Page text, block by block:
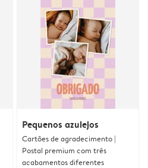
Pequenos azulejos
Cartões de agradecimento |
Postal premium com três
acabamentos diferentes